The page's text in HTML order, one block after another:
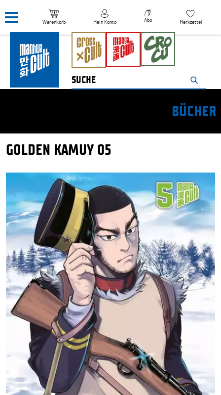
Warenkorb Mein Konto Abo Merkzettel
BÜCHER
GOLDEN KAMUY 05